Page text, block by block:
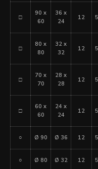
□
90 x
60
36 x
24
12
□
80 x
80
32 x
32
12
□
70 x
70
28 x
28
12
□
60 x
60
24 x
24
12
○ Ø 90 Ø 36 12
○ Ø 80 Ø 32 12